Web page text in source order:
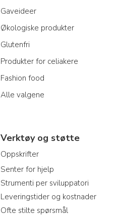
Gaveideer
Økologiske produkter
Glutenfri
Produkter for celiakere
Fashion food
Alle valgene
Verktøy og støtte
Oppskrifter
Senter for hjelp
Strumenti per sviluppatori
Leveringstider og kostnader
Ofte stilte spørsmål